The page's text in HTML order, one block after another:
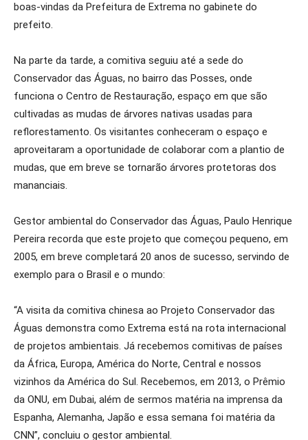
boas-vindas da Prefeitura de Extrema no gabinete do
prefeito.
Na parte da tarde, a comitiva seguiu até a sede do
Conservador das Águas, no bairro das Posses, onde
funciona o Centro de Restauração, espaço em que são
cultivadas as mudas de árvores nativas usadas para
reflorestamento. Os visitantes conheceram o espaço e
aproveitaram a oportunidade de colaborar com a plantio de
mudas, que em breve se tornarão árvores protetoras dos
mananciais.
Gestor ambiental do Conservador das Águas, Paulo Henrique
Pereira recorda que este projeto que começou pequeno, em
2005, em breve completará 20 anos de sucesso, servindo de
exemplo para o Brasil e o mundo:
“A visita da comitiva chinesa ao Projeto Conservador das
Águas demonstra como Extrema está na rota internacional
de projetos ambientais. Já recebemos comitivas de países
da África, Europa, América do Norte, Central e nossos
vizinhos da América do Sul. Recebemos, em 2013, o Prêmio
da ONU, em Dubai, além de sermos matéria na imprensa da
Espanha, Alemanha, Japão e essa semana foi matéria da
CNN”, concluiu o gestor ambiental.